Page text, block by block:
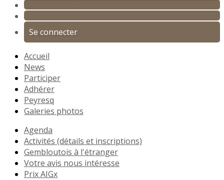
Se connecter
Accueil
News
Participer
Adhérer
Peyresq
Galeries photos
Agenda
Activités (détails et inscriptions)
Gembloutois à l'étranger
Votre avis nous intéresse
Prix AIGx